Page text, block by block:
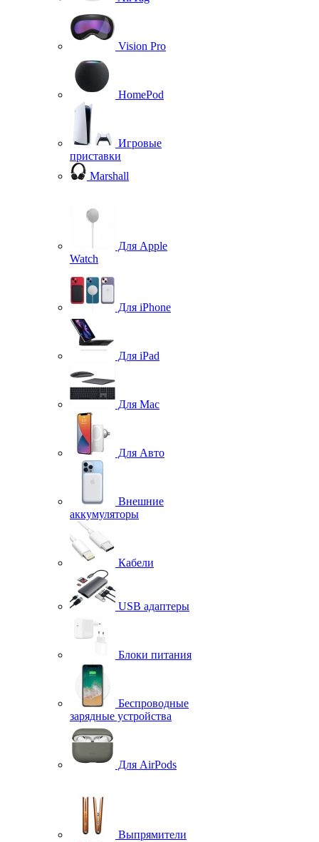
Vision Pro
HomePod
Игровые
приставки
Marshall
Для Apple
Watch
Для iPhone
Для iPad
Для Mac
Для Авто
Внешние
аккумуляторы
Кабели
USB адаптеры
Блоки питания
Беспроводные
зарядные устройства
Для AirPods
Выпрямители